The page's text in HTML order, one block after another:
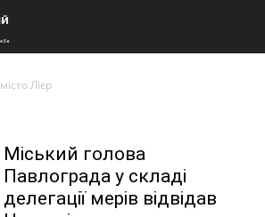
місто Лієр
Міський голова
Павлограда у складі
делегації мерів відвідав